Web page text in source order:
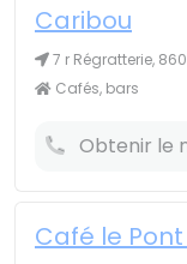
Caribou
7 r Régratterie,
Cafés, bars
Obtenir le
Café le